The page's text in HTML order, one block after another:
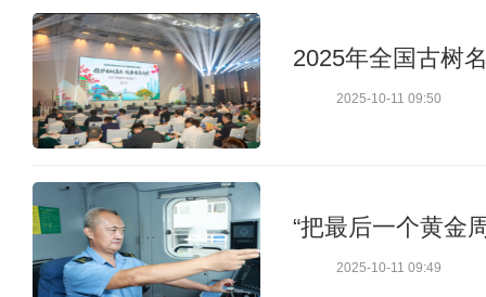
2025年全国古树
2025-10-11 09:50
“把最后一个黄金
2025-10-11 09:49